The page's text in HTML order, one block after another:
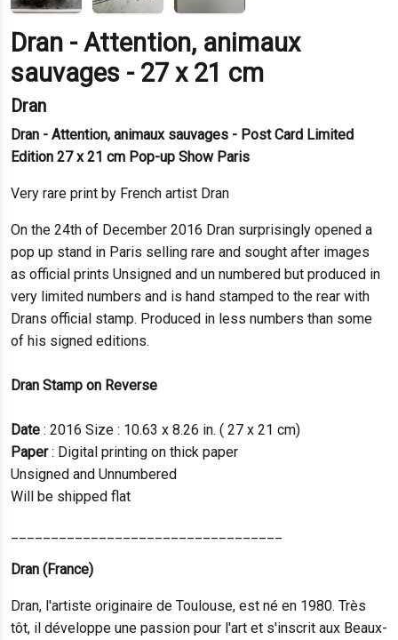
Dran - Attention, animaux
sauvages - 27 x 21 cm
Dran
Dran - Attention, animaux sauvages - Post Card Limited
Edition 27 x 21 cm Pop-up Show Paris
Very rare print by French artist Dran
On the 24th of December 2016 Dran surprisingly opened a
pop up stand in Paris selling rare and sought after images
as official prints Unsigned and un numbered but produced in
very limited numbers and is hand stamped to the rear with
Drans official stamp. Produced in less numbers than some
of his signed editions.
Dran Stamp on Reverse
Date : 2016 Size : 10.63 x 8.26 in. ( 27 x 21 cm)
Paper: Digital printing on thick paper
Unsigned and Unnumbered
Will be shipped flat
Dran (France)
Dran, l'artiste originaire de Toulouse, est né en 1980. Très
tôt, il développe une passion pour l'art et s'inscrit aux Beaux-